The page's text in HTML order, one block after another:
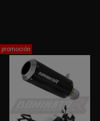
promoción